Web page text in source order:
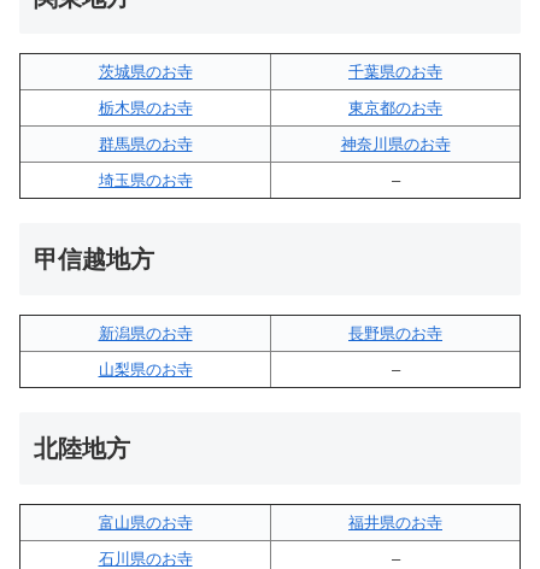
茨城県のお寺
千葉県のお寺
栃木県のお寺
東京都のお寺
群馬県のお寺
神奈川県のお寺
埼玉県のお寺
–
甲信越地方
新潟県のお寺
長野県のお寺
山梨県のお寺
–
北陸地方
富山県のお寺
福井県のお寺
石川県のお寺
–